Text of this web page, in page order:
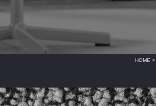
HOME >